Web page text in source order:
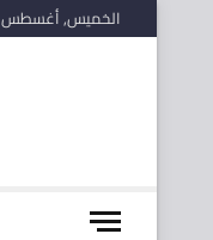
الخميس, أغسطس 6